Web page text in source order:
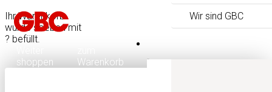
Wir sind GBC
Ihr Warenkorb
wurde soeben mit
? befüllt.
shoppen
Warenkorb